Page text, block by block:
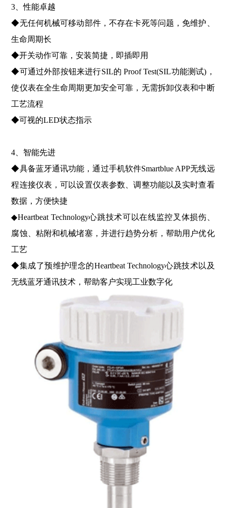
3、性能卓越
◆无任何机械可移动部件，不存在卡死等问题，免维护、
生命周期长
◆开关动作可靠，安装简捷，即插即用
◆可通过外部按钮来进行SIL的 Proof Test(SIL功能测试)，
使仪表在全生命周期更加安全可靠，无需拆卸仪表和中断
工艺流程
◆可视的LED状态指示
4、智能先进
◆具备蓝牙通讯功能，通过手机软件Smartblue APP无线远
程连接仪表，可以设置仪表参数、调整功能以及实时查看
数据，方便快捷
◆Heartbeat Technology心跳技术可以在线监控叉体损伤、
腐蚀、粘附和机械堵塞，并进行趋势分析，帮助用户优化
工艺
◆集成了预维护理念的Heartbeat Technology心跳技术以及
无线蓝牙通讯技术，帮助客户实现工业数字化